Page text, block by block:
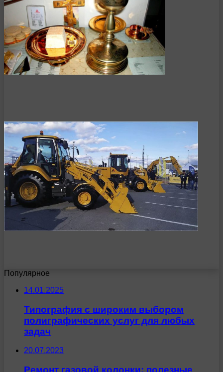
Популярное
14.01.2025
Типография с широким выбором
полиграфических услуг для любых
задач
20.07.2023
Ремонт газовой колонки: полезные